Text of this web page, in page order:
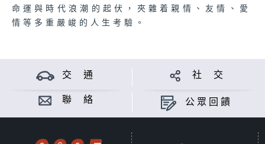
命運與時代浪潮的起伏，夾雜着親情、友情、愛
情等多重嚴峻的人生考驗。
交 通 社 交
聯 絡 公眾回饋